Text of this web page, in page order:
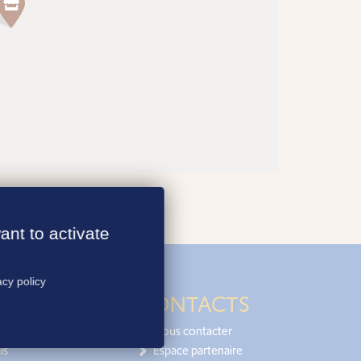
CONTACTS
Nous contacter
Espace partenaire
to activate
policy